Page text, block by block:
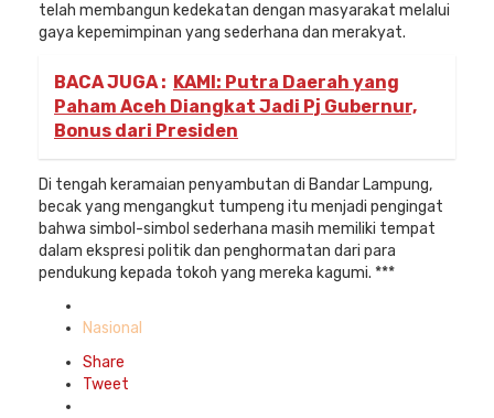
telah membangun kedekatan dengan masyarakat melalui
gaya kepemimpinan yang sederhana dan merakyat.
BACA JUGA : KAMI: Putra Daerah yang
Paham Aceh Diangkat Jadi Pj Gubernur,
Bonus dari Presiden
Di tengah keramaian penyambutan di Bandar Lampung,
becak yang mengangkut tumpeng itu menjadi pengingat
bahwa simbol-simbol sederhana masih memiliki tempat
dalam ekspresi politik dan penghormatan dari para
pendukung kepada tokoh yang mereka kagumi. ***
inNasional
Share
Tweet